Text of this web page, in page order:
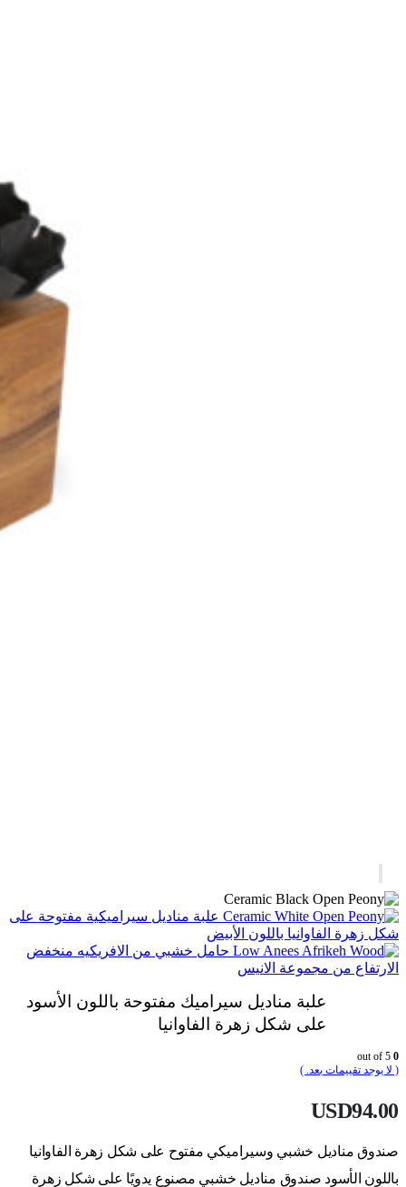
علبة مناديل سيراميكية مفتوحة على
شكل زهرة الفاوانيا باللون الأبيض
حامل خشبي من الافريكيه منخفض
الارتفاع من مجموعة الانيس
علبة مناديل سيراميك مفتوحة باللون الأسود
على شكل زهرة الفاوانيا
0
( لا يوجد تقييمات بعد. )
USD94.00
صندوق مناديل خشبي وسيراميكي مفتوح على شكل زهرة الفاوانيا
باللون الأسود صندوق مناديل خشبي مصنوع يدويًا على شكل زهرة